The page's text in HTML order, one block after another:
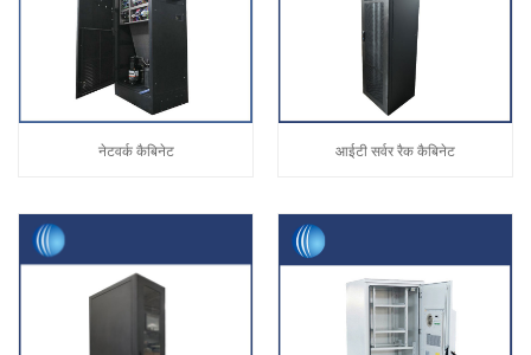
नेटवर्क कैबिनेट आईटी सर्वर रैक कैबिनेट